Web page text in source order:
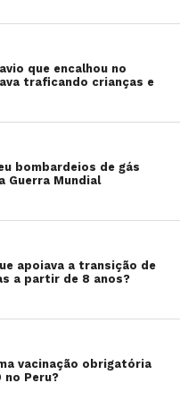
que encalhou no
traficando crianças e
bombardeios de gás
Guerra Mundial
apoiava a transição de
a partir de 8 anos?
vacinação obrigatória
no Peru?